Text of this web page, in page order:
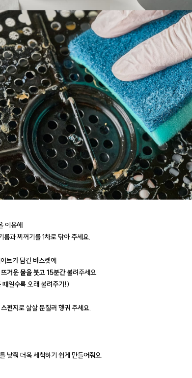
이용해
과 찌꺼기를 1차로 닦아 주세요.
트가 담긴 바스켓에
거운 물을 붓고 15분간불려주세요.
일수록 오래 불려주기!)
펀지로 살살 문질러 헹궈 주세요.
낮춰 더욱 세척하기 쉽게 만들어줘요.